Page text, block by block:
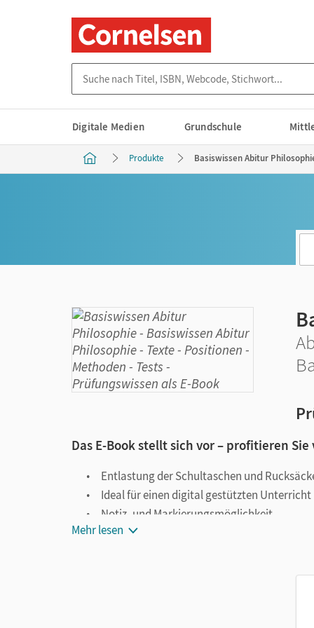
Digitale Medien Grundschule
Produkte Basiswissen Abitur
Das E-Book stellt sich vor – profitieren
Entlastung der Schultaschen und
Ideal für einen digital gestützten Unterricht
Notiz- und Markierungsmöglichkeit
Jederzeit unkompliziert verfügbar
Mehr lesen